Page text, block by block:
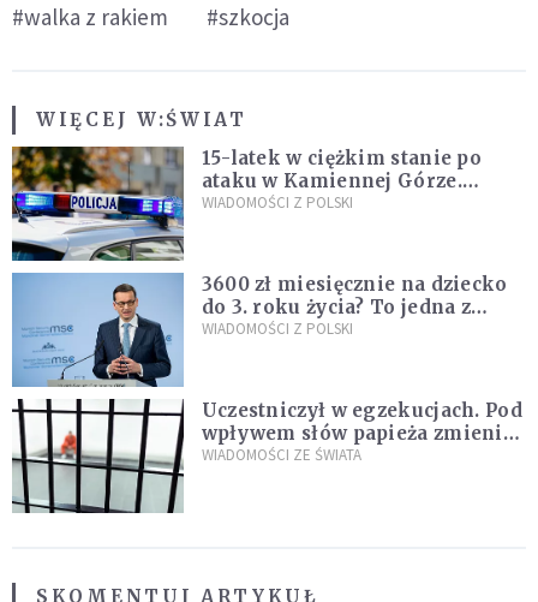
#walka z rakiem
#szkocja
WIĘCEJ W:ŚWIAT
15-latek w ciężkim stanie po
ataku w Kamiennej Górze.
Policja zatrzymała dwóch
WIADOMOŚCI Z POLSKI
3600 zł miesięcznie na dziecko
do 3. roku życia? To jedna z
propozycji programu "Rozwój
WIADOMOŚCI Z POLSKI
Uczestniczył w egzekucjach. Pod
wpływem słów papieża zmienił
zdanie
WIADOMOŚCI ZE ŚWIATA
SKOMENTUJ ARTYKUŁ